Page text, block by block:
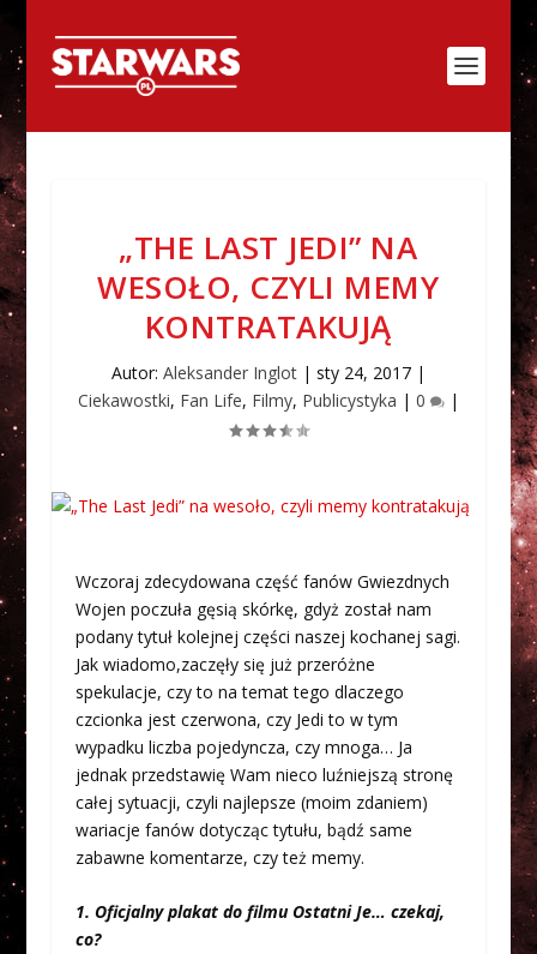
„THE LAST JEDI” NA
WESOŁO, CZYLI MEMY
KONTRATAKUJĄ
Autor: Aleksander Inglot| sty 24, 2017|
Ciekawostki, Fan Life, Filmy, Publicystyka | 0 |
Wczoraj zdecydowana część fanów Gwiezdnych
Wojen poczuła gęsią skórkę, gdyż został nam
podany tytuł kolejnej części naszej kochanej sagi.
Jak wiadomo,zaczęły się już przeróżne
spekulacje, czy to na temat tego dlaczego
czcionka jest czerwona, czy Jedi to w tym
wypadku liczba pojedyncza, czy mnoga… Ja
jednak przedstawię Wam nieco luźniejszą stronę
całej sytuacji, czyli najlepsze (moim zdaniem)
wariacje fanów dotycząc tytułu, bądź same
zabawne komentarze, czy też memy.
1. Oficjalny plakat do filmu Ostatni Je… czekaj,
co?